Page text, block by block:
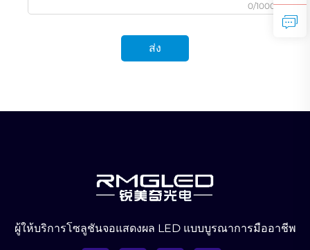
0/1000
ส่ง
ผู้ให้บริการโซลูชันจอแสดงผล LED แบบบูรณาการมืออาชีพ